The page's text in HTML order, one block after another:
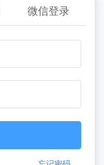
微信登录